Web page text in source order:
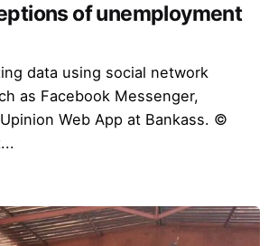
of unemployment
data using social network
as Facebook Messenger,
Web App at Bankass. ©